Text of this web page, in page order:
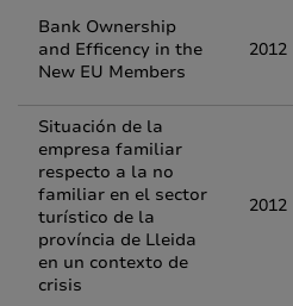
Bank Ownership
and Efficency in the
New EU Members
2012
Situación de la
empresa familiar
respecto a la no
familiar en el sector
turístico de la
província de Lleida
en un contexto de
crisis
2012